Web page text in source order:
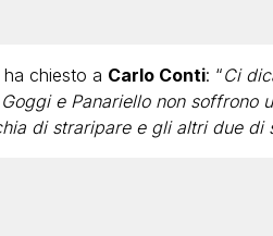
chiesto a Carlo Conti: “Ci
e Panariello non soffrono
di straripare e gli altri due di